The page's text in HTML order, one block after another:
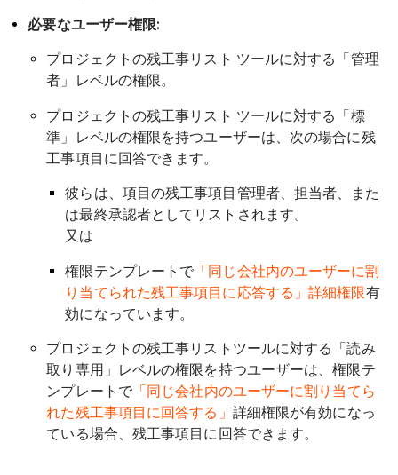
必要なユーザー権限:
プロジェクトの残工事リスト ツールに対する「管理
者」レベルの権限。
プロジェクトの残工事リスト ツールに対する「標
準」レベルの権限を持つユーザーは、次の場合に残
工事項目に回答できます。
彼らは、項目の残工事項目管理者、担当者、また
は最終承認者としてリストされます。
又は
権限テンプレートで 「同じ会社内のユーザーに割
り当てられた残工事項目に応答する」詳細権限有
効になっています。
プロジェクトの残工事リストツールに対する「読み
取り専用」レベルの権限を持つユーザーは、権限テ
ンプレートで 「同じ会社内のユーザーに割り当てら
れた残工事項目に回答する」 詳細権限が有効になっ
ている場合、残工事項目に回答できます。